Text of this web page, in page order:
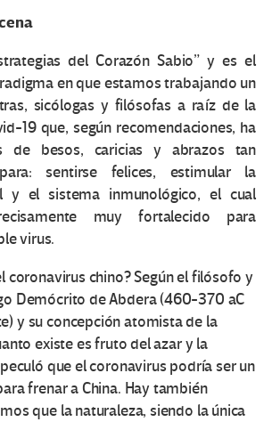
del Corazón Sabio
y es el
en que estamos trabajando un
sicólogas y filósofas a raíz de la
19 que, según recomendaciones, ha
de besos, caricias y abrazos tan
sentirse felices, estimular la
y el sistema inmunológico, el cual
muy fortalecido para
virus.
coronavirus chino? Según el filósofo y
Demócrito de Abdera (460-370 aC
y su concepción atomista de la
existe es fruto del azar y la
que el coronavirus podría ser un
frenar a China. Hay también
que la naturaleza, siendo la única